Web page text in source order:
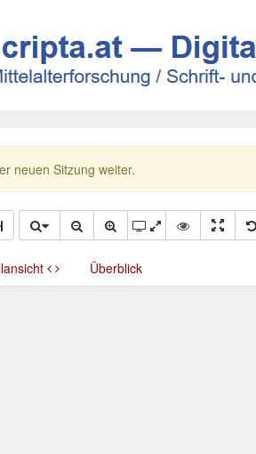
neuen Sitzung weiter.
Überblick